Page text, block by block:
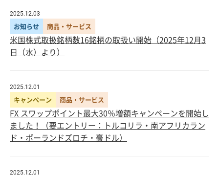
2025.12.03
お知らせ 商品・サービス
米国株式取扱銘柄数16銘柄の取扱い開始（2025年12月3
日（水）より）
2025.12.01
キャンペーン 商品・サービス
FX スワップポイント最大30％増額キャンペーンを開始し
ました！（要エントリー：トルコリラ・南アフリカラン
ド・ポーランドズロチ・豪ドル）
2025.12.01